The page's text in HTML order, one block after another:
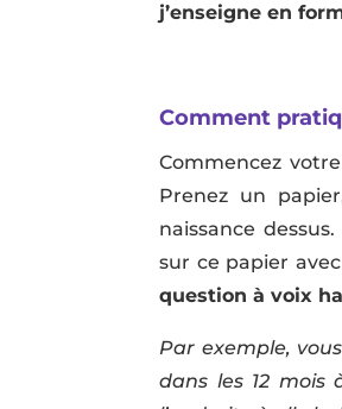
j’enseigne en
Comment
Commencez votre
Prenez un
naissance
sur ce papier
question à voix
Par exemple,
dans les 12 mois